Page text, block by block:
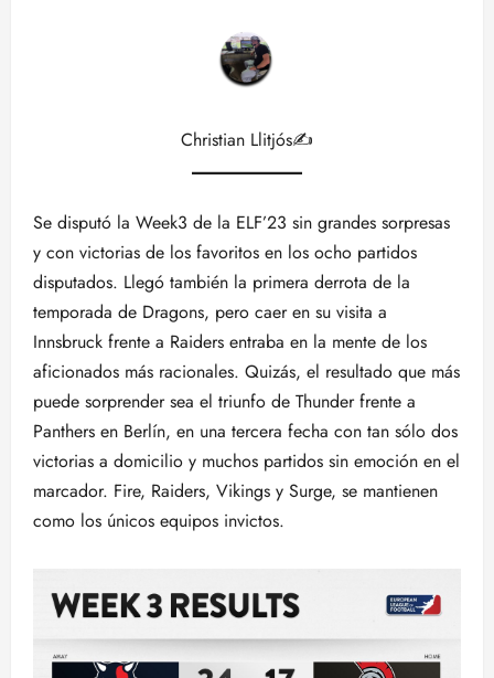
Christian Llitjós✍️
Se disputó la Week3 de la ELF’23 sin grandes sorpresas
y con victorias de los favoritos en los ocho partidos
disputados. Llegó también la primera derrota de la
temporada de Dragons, pero caer en su visita a
Innsbruck frente a Raiders entraba en la mente de los
aficionados más racionales. Quizás, el resultado que más
puede sorprender sea el triunfo de Thunder frente a
Panthers en Berlín, en una tercera fecha con tan sólo dos
victorias a domicilio y muchos partidos sin emoción en el
marcador. Fire, Raiders, Vikings y Surge, se mantienen
como los únicos equipos invictos.